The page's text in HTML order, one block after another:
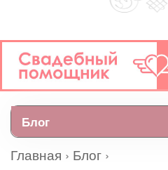
Блог
Главная › Блог ›